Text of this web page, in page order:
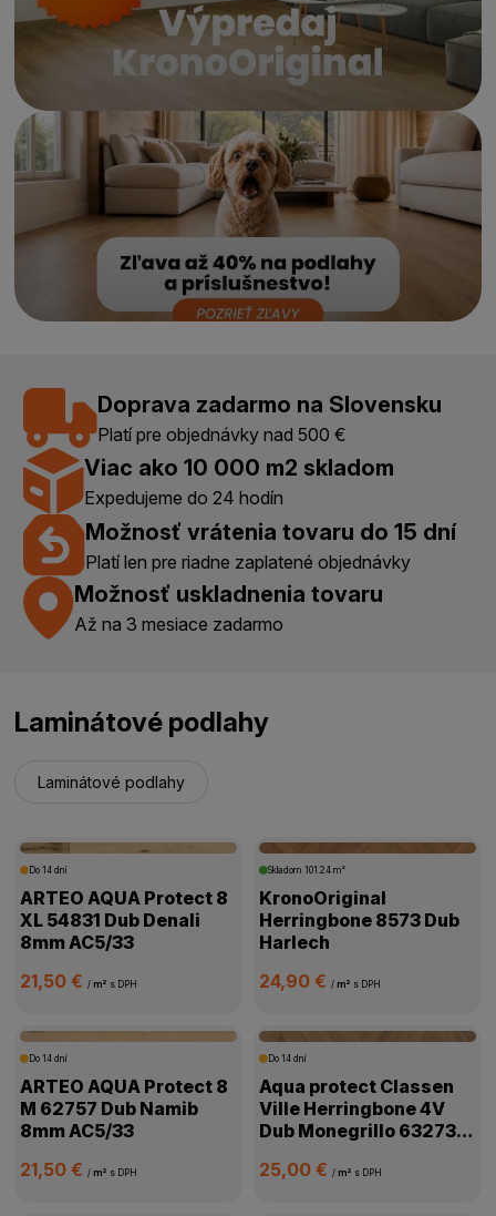
Doprava zadarmo na Slovensku
Platí pre objednávky nad 500 €
Viac ako 10 000 m2 skladom
Expedujeme do 24 hodín
Možnosť vrátenia tovaru do 15 dní
Platí len pre riadne zaplatené objednávky
Možnosť uskladnenia tovaru
Až na 3 mesiace zadarmo
Laminátové podlahy
Laminátové podlahy
Do 14 dní
ARTEO AQUA Protect 8
XL 54831 Dub Denali
8mm AC5/33
21,50 €/ m² s DPH
Skladom 101.24 m²
KronoOriginal
Herringbone 8573 Dub
Harlech
24,90 € / m² s DPH
Do 14 dní
ARTEO AQUA Protect 8
M 62757 Dub Namib
8mm AC5/33
21,50 €/ m² s DPH
Do 14 dní
Aqua protect Classen
Ville Herringbone 4V
Dub Monegrillo 63273
25,00 € / m² s DPH